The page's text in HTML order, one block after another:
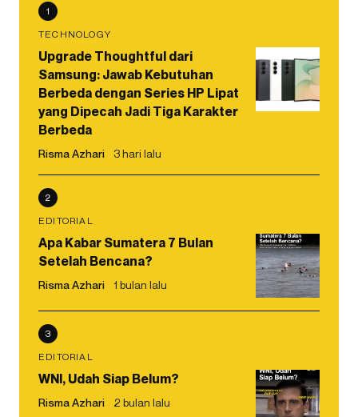
1
TECHNOLOGY
Upgrade Thoughtful dari
Samsung: Jawab Kebutuhan
Berbeda dengan Series HP Lipat
yang Dipecah Jadi Tiga Karakter
Berbeda
Risma Azhari 3 hari lalu
2
EDITORIAL
Apa Kabar Sumatera 7 Bulan
Setelah Bencana?
Risma Azhari 1 bulan lalu
3
EDITORIAL
WNI, Udah Siap Belum?
Risma Azhari 2 bulan lalu